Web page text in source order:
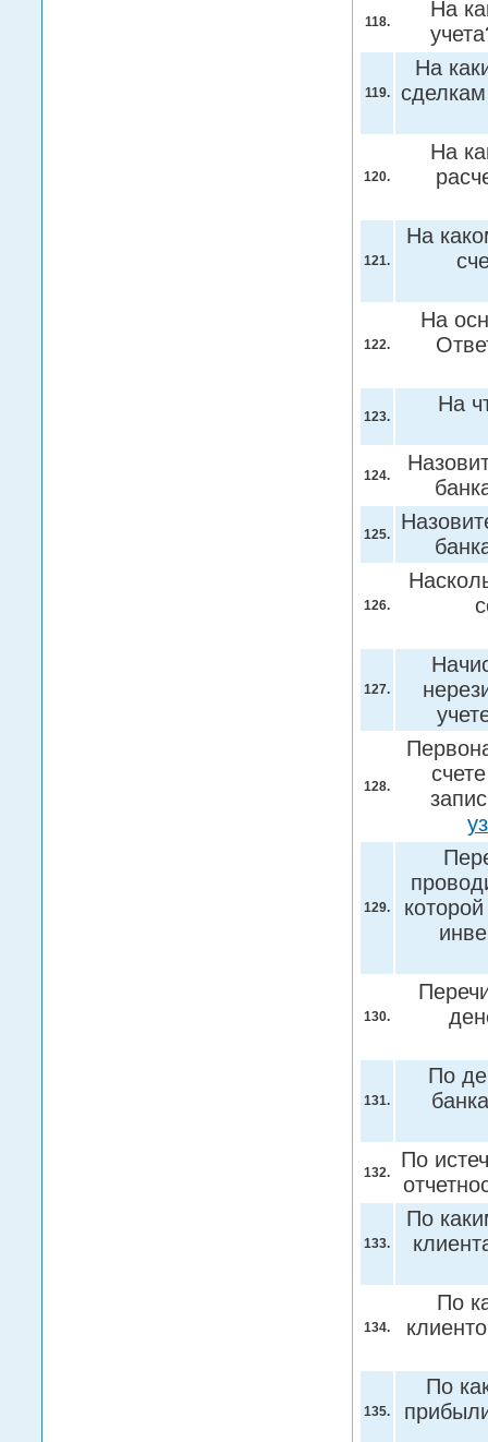
118.
На
119.
На
120.
На
121.
На
122.
На
123.
На
124.
125.
126.
127.
128.
129.
130.
131.
По
132.
По
133.
По
134.
По
135.
По